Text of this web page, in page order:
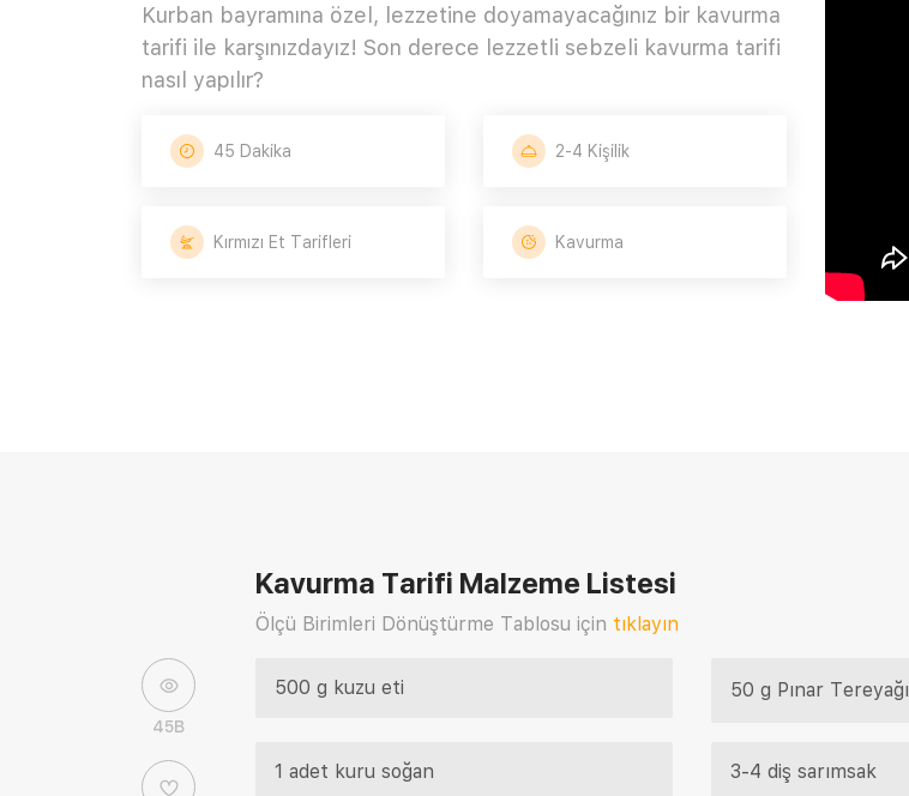
Kurban bayramına özel, lezzetine doyamayacağınız bir kavurma
tarifi ile karşınızdayız! Son derece lezzetli sebzeli kavurma tarifi
nasıl yapılır?
45 Dakika 2-4 Kişilik
Kırmızı Et Tarifleri Kavurma
45B
Kavurma Tarifi Malzeme Listesi
Ölçü Birimleri Dönüştürme Tablosu için tıklayın
500 g kuzu eti 50 g Pınar Tereyağı
1 adet kuru soğan 3-4 diş sarımsak